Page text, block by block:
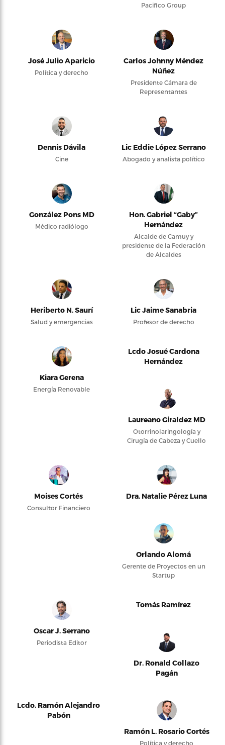
Pacifico Group
José Julio Aparicio
Política y derecho
Carlos Johnny Méndez
Núñez
Presidente Cámara de
Representantes
Dennis Dávila
Cine
Lic Eddie López Serrano
Abogado y analista político
González Pons MD
Médico radiólogo
Hon. Gabriel “Gaby”
Hernández
Alcalde de Camuy y
presidente de la Federación
de Alcaldes
Heriberto N. Saurí
Salud y emergencias
Lic Jaime Sanabria
Profesor de derecho
Kiara Gerena
Energía Renovable
Lcdo Josué Cardona
Hernández
Laureano Giraldez MD
Otorrinolaringología y
Cirugía de Cabeza y Cuello
Moises Cortés
Consultor Financiero
Dra. Natalie Pérez Luna
Orlando Alomá
Gerente de Proyectos en un
Startup
Oscar J. Serrano
Periodista Editor
Tomás Ramírez
Dr. Ronald Collazo
Pagán
Lcdo. Ramón Alejandro
Pabón
Ramón L. Rosario Cortés
Política y derecho